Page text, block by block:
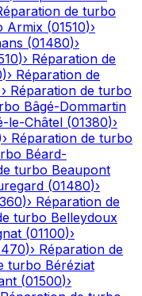
de turbo
Armix (01510)›
(01480)›
)› Réparation de
)› Réparation de
› Réparation de turbo
Bâgé-Dommartin
le-Châtel (01380)›
› Réparation de turbo
Béard-
turbo Beaupont
(01480)›
)› Réparation de
turbo Belleydoux
(01100)›
)› Réparation de
turbo Béréziat
(01500)›